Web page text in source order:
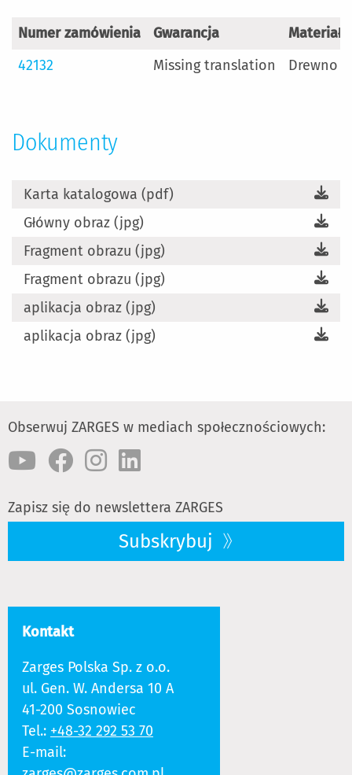
Numer zamówienia Gwarancja
Materiał
42132
Missing translation Drewno
Dokumenty
Karta katalogowa (pdf)
Główny obraz (jpg)
Fragment obrazu (jpg)
Fragment obrazu (jpg)
aplikacja obraz (jpg)
aplikacja obraz (jpg)
Obserwuj ZARGES w mediach społecznościowych:
Zapisz się do newslettera ZARGES
Subskrybuj
Kontakt
Zarges Polska Sp. z o.o.
ul. Gen. W. Andersa 10 A
41-200 Sosnowiec
Tel.: +48-32 292 53 70
E-mail: